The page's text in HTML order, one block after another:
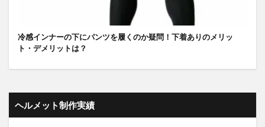
冷感インナーの下にパンツを履くのか疑問！下着ありのメリッ
ト・デメリットは？
ヘルメット制作実績